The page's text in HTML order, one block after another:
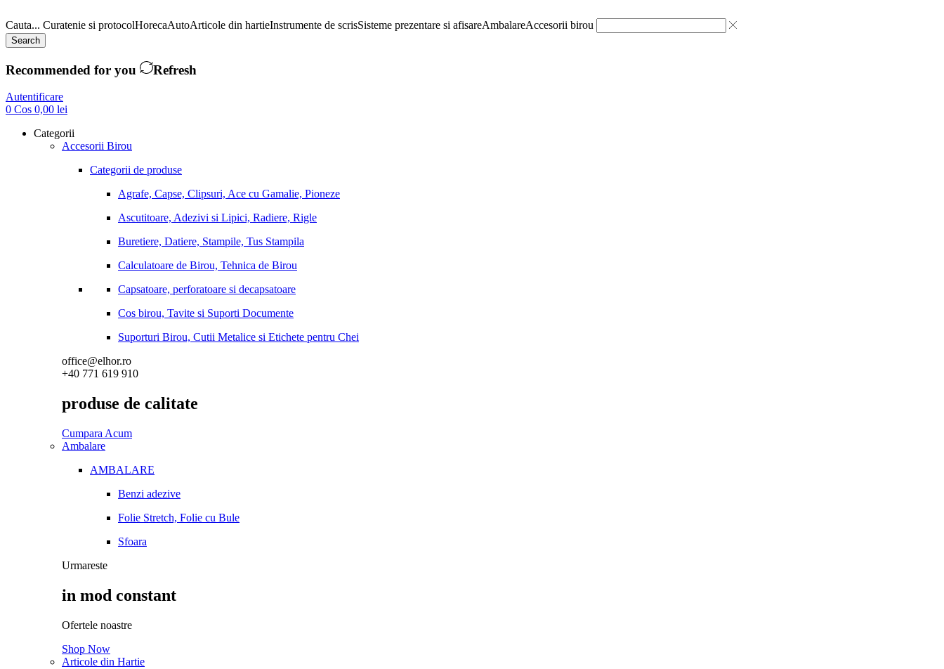
Cauta... Curatenie si protocolHorecaAutoArticole din hartieInstrumente de scrisSisteme prezentare si afisareAmbalareAccesorii birou
Search
Recommended for you Refresh
Autentificare
0 Cos 0,00 lei
Categorii
Accesorii Birou
Categorii de produse
Agrafe, Capse, Clipsuri, Ace cu Gamalie, Pioneze
Ascutitoare, Adezivi si Lipici, Radiere, Rigle
Buretiere, Datiere, Stampile, Tus Stampila
Calculatoare de Birou, Tehnica de Birou
Capsatoare, perforatoare si decapsatoare
Cos birou, Tavite si Suporti Documente
Suporturi Birou, Cutii Metalice si Etichete pentru Chei
office@elhor.ro
+40 771 619 910
produse de calitate
Cumpara Acum
Ambalare
AMBALARE
Benzi adezive
Folie Stretch, Folie cu Bule
Sfoara
Urmareste
in mod constant
Ofertele noastre
Shop Now
Articole din Hartie